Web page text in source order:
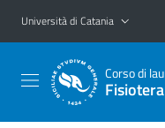
Vai al contenuto principale
Vai al menu di navigazione
Università di Catania
Corso di